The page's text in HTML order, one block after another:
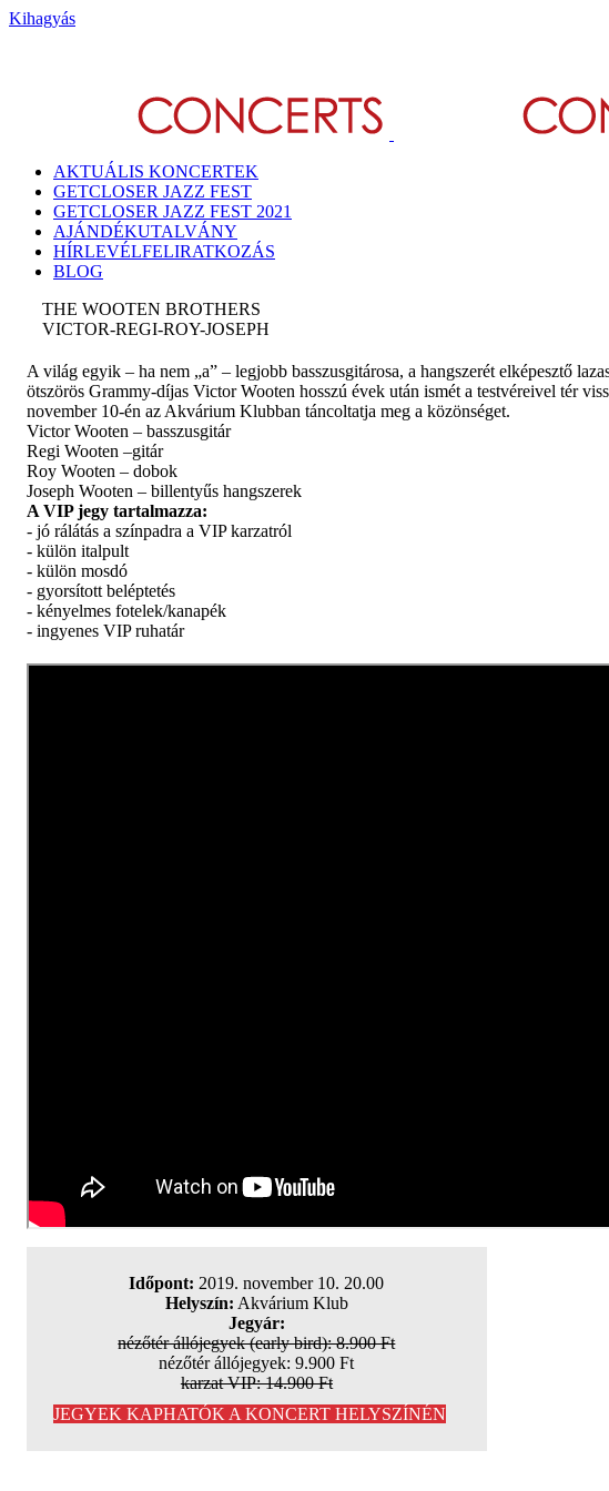
Kihagyás
AKTUÁLIS KONCERTEK
GETCLOSER JAZZ FEST
GETCLOSER JAZZ FEST 2021
AJÁNDÉKUTALVÁNY
HÍRLEVÉLFELIRATKOZÁS
BLOG
THE WOOTEN BROTHERS
VICTOR-REGI-ROY-JOSEPH
A világ egyik – ha nem „a” – legjobb basszusgitárosa, a hangszerét elképesztő
ötszörös Grammy-díjas Victor Wooten hosszú évek után ismét a testvéreivel tér
november 10-én az Akvárium Klubban táncoltatja meg a közönséget.
Victor Wooten – basszusgitár
Regi Wooten –gitár
Roy Wooten – dobok
Joseph Wooten – billentyűs hangszerek
A VIP jegy tartalmazza:
- jó rálátás a színpadra a VIP karzatról
- külön italpult
- külön mosdó
- gyorsított beléptetés
- kényelmes fotelek/kanapék
- ingyenes VIP ruhatár
Időpont: 2019. november 10. 20.00
Helyszín: Akvárium Klub
Jegyár:
nézőtér állójegyek (early bird): 8.900 Ft
nézőtér állójegyek: 9.900 Ft
karzat VIP: 14.900 Ft
JEGYEK KAPHATÓK A KONCERT HELYSZÍNÉN